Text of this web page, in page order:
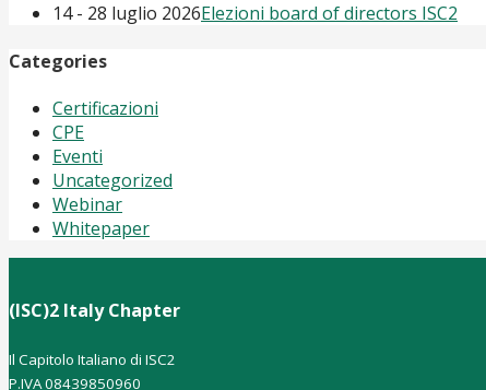
14 - 28 luglio 2026Elezioni board of directors ISC2
Categories
Certificazioni
CPE
Eventi
Uncategorized
Webinar
Whitepaper
(ISC)2 Italy Chapter
Il Capitolo Italiano di ISC2
P.IVA 08439850960